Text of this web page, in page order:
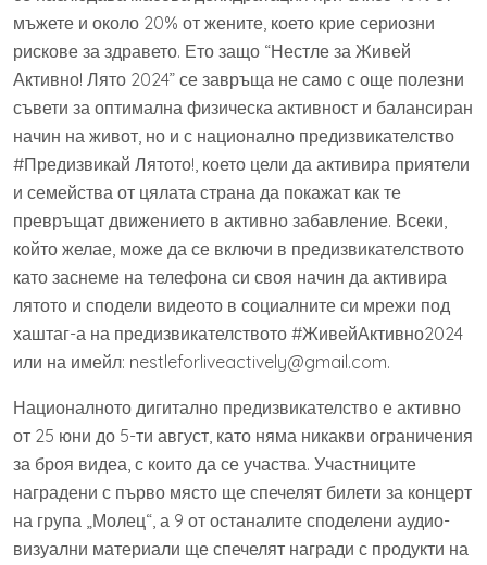
мъжете и около 20% от жените, което крие сериозни
рискове за здравето. Ето защо “Нестле за Живей
Активно! Лято 2024” се завръща не само с още полезни
съвети за оптимална физическа активност и балансиран
начин на живот, но и с национално предизвикателство
#Предизвикай Лятото!, което цели да активира приятели
и семейства от цялата страна да покажат как те
превръщат движението в активно забавление. Всеки,
който желае, може да се включи в предизвикателството
като заснеме на телефона си своя начин да активира
лятото и сподели видеото в социалните си мрежи под
хаштаг-а на предизвикателството #ЖивейАктивно2024
или на имейл: nestleforliveactively@gmail.com.
Националното дигитално предизвикателство е активно
от 25 юни до 5-ти август, като няма никакви ограничения
за броя видеа, с които да се участва. Участниците
наградени с първо място ще спечелят билети за концерт
на група „Молец“, а 9 от останалите споделени аудио-
визуални материали ще спечелят награди с продукти на